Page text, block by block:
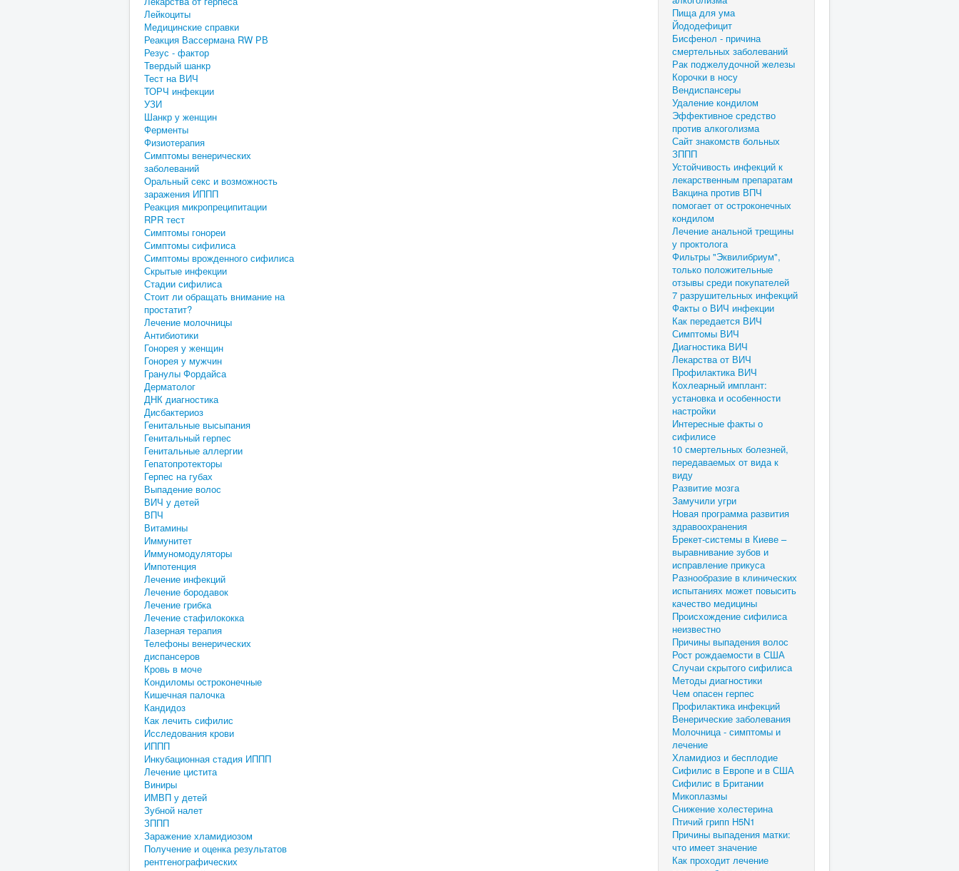
Лейкоциты
Медицинские справки
Реакция Вассермана RW РВ
Резус - фактор
Твердый шанкр
Тест на ВИЧ
ТОРЧ инфекции
УЗИ
Шанкр у женщин
Ферменты
Физиотерапия
Симптомы венерических
заболеваний
Оральный секс и возможность
заражения ИППП
Реакция микропреципитации
RPR тест
Симптомы гонореи
Симптомы сифилиса
Симптомы врожденного сифилиса
Скрытые инфекции
Стадии сифилиса
Стоит ли обращать внимание на
простатит?
Лечение молочницы
Антибиотики
Гонорея у женщин
Гонорея у мужчин
Гранулы Фордайса
Дерматолог
ДНК диагностика
Дисбактериоз
Генитальные высыпания
Генитальный герпес
Генитальные аллергии
Гепатопротекторы
Герпес на губах
Выпадение волос
ВИЧ у детей
ВПЧ
Витамины
Иммунитет
Иммуномодуляторы
Импотенция
Лечение инфекций
Лечение бородавок
Лечение грибка
Лечение стафилококка
Лазерная терапия
Телефоны венерических
диспансеров
Кровь в моче
Кондиломы остроконечные
Кишечная палочка
Кандидоз
Как лечить сифилис
Исследования крови
ИППП
Инкубационная стадия ИППП
Лечение цистита
Виниры
ИМВП у детей
Зубной налет
ЗППП
Заражение хламидиозом
Получение и оценка результатов
рентгенографических
Пища для ума
Йододефицит
Бисфенол - причина
смертельных заболеваний
Рак поджелудочной железы
Корочки в носу
Вендиспансеры
Удаление кондилом
Эффективное средство
против алкоголизма
Сайт знакомств больных
ЗППП
Устойчивость инфекций к
лекарственным препаратам
Вакцина против ВПЧ
помогает от остроконечных
кондилом
Лечение анальной трещины
у проктолога
Фильтры "Эквилибриум",
только положительные
отзывы среди покупателей
7 разрушительных инфекций
Факты о ВИЧ инфекции
Как передается ВИЧ
Симптомы ВИЧ
Диагностика ВИЧ
Лекарства от ВИЧ
Профилактика ВИЧ
Кохлеарный имплант:
установка и особенности
настройки
Интересные факты о
сифилисе
10 смертельных болезней,
передаваемых от вида к
виду
Развитие мозга
Замучили угри
Новая программа развития
здравоохранения
Брекет-системы в Киеве –
выравнивание зубов и
исправление прикуса
Разнообразие в клинических
испытаниях может повысить
качество медицины
Происхождение сифилиса
неизвестно
Причины выпадения волос
Рост рождаемости в США
Случаи скрытого сифилиса
Методы диагностики
Чем опасен герпес
Профилактика инфекций
Венерические заболевания
Молочница - симптомы и
лечение
Хламидиоз и бесплодие
Сифилис в Европе и в США
Сифилис в Британии
Микоплазмы
Снижение холестерина
Птичий грипп H5N1
Причины выпадения матки:
что имеет значение
Как проходит лечение